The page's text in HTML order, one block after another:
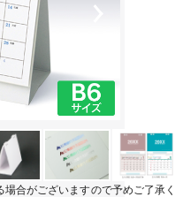
Next
合がございますので予めご了承